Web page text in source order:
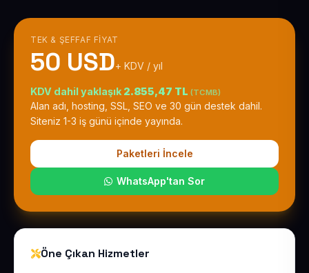
TEK & ŞEFFAF FIYAT
50 USD+ KDV / yıl
KDV dahil yaklaşık 2.855,47 TL (TCMB)
Alan adı, hosting, SSL, SEO ve 30 gün destek dahil.
Siteniz 1-3 iş günü içinde yayında.
Paketleri İncele
WhatsApp'tan Sor
Öne Çıkan Hizmetler